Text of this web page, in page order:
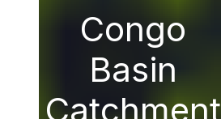
Congo
Basin
Catchment